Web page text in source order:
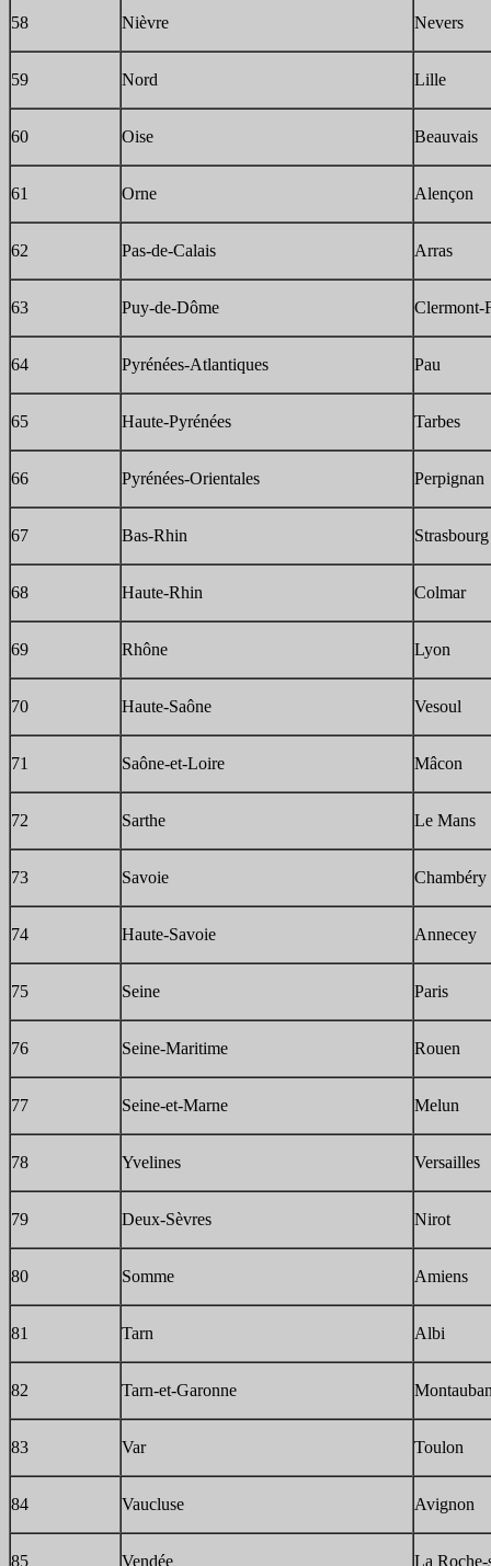
58 Nièvre Nevers
59 Nord Lille
60 Oise Beauvais
61 Orne Alençon
62 Pas-de-Calais Arras
63 Puy-de-Dôme Clermont-
64 Pyrénées-Atlantiques Pau
65 Haute-Pyrénées Tarbes
66 Pyrénées-Orientales Perpignan
67 Bas-Rhin Strasbourg
68 Haute-Rhin Colmar
69 Rhône Lyon
70 Haute-Saône Vesoul
71 Saône-et-Loire Mâcon
72 Sarthe Le Mans
73 Savoie Chambéry
74 Haute-Savoie Annecey
75 Seine Paris
76 Seine-Maritime Rouen
77 Seine-et-Marne Melun
78 Yvelines Versailles
79 Deux-Sèvres Nirot
80 Somme Amiens
81 Tarn Albi
82 Tarn-et-Garonne
83 Var Toulon
84 Vaucluse Avignon
85 Vendée La